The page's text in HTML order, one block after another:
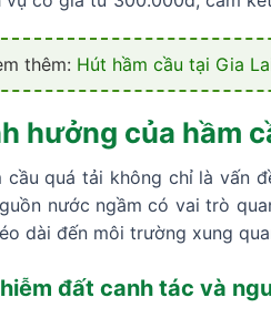
thêm: Hút hầm cầu tại Gia
hưởng của hầm
cầu quá tải không chỉ là vấn
nước ngầm có vai trò
dài đến môi trường xung
đất canh tác và